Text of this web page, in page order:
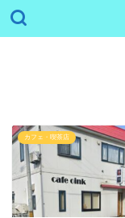
カフェ・喫茶店